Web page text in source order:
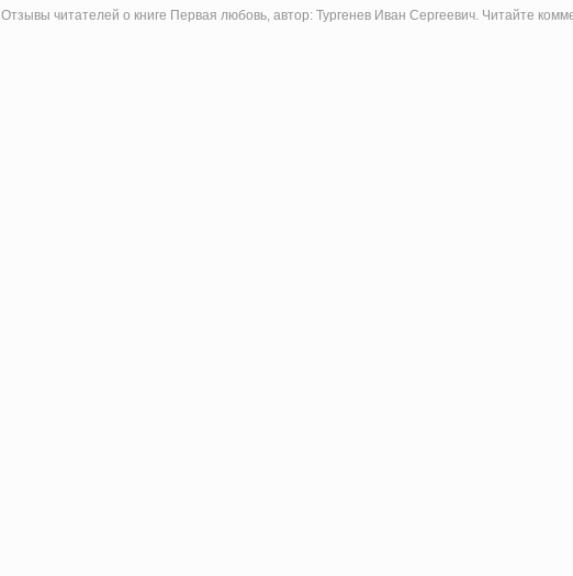
Отзывы читателей о книге Первая любовь, автор: Тургенев Иван Сергеевич. Читайте